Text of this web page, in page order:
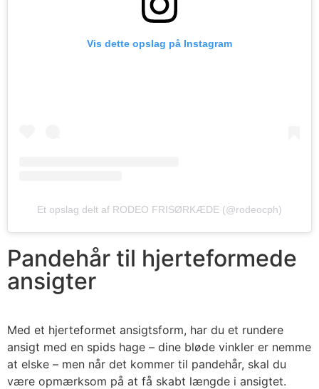
Vis dette opslag på Instagram
Et opslag delt af RODEO FRISØRKÆDE (@rodeocph)
Pandehår til hjerteformede
ansigter
Med et hjerteformet ansigtsform, har du et rundere
ansigt med en spids hage – dine bløde vinkler er nemme
at elske – men når det kommer til pandehår, skal du
være opmærksom på at få skabt længde i ansigtet.